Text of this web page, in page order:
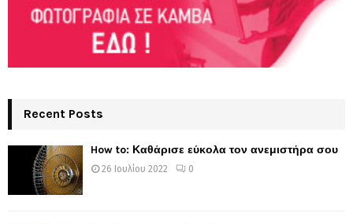
Recent Posts
How to: Καθάρισε εύκολα τον ανεμιστήρα σου
26 Ιουλίου 2022 0